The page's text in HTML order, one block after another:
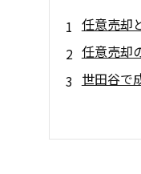
任意売却
任意売却
世田谷で
任意売